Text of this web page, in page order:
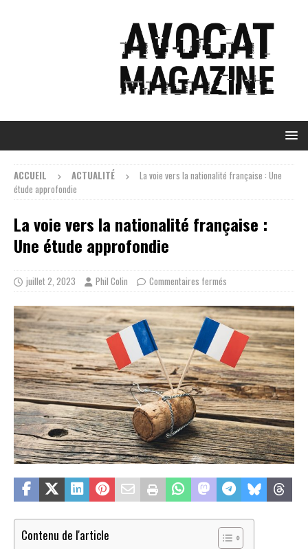
ACCUEIL ACTUALITÉ
La voie vers la nationalité française : Une
étude approfondie
La voie vers la nationalité française :
Une étude approfondie
juillet 2, 2023 Phil Colin Commentaires fermés
Contenu de l'article